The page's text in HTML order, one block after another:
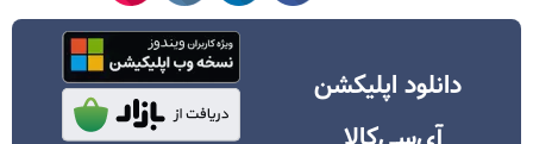
دانلود اپلیکشن